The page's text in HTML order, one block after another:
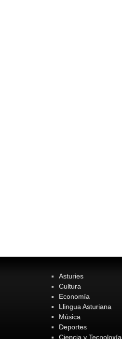
Asturies
Cultura
Economía
Llingua Asturiana
Música
Deportes
Ciencia y Tecnoloxía